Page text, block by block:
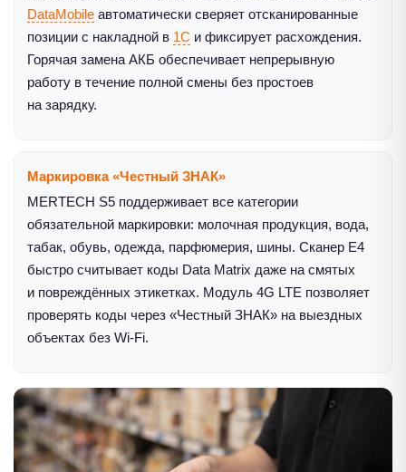
DataMobile автоматически сверяет отсканированные
позиции с накладной в 1С и фиксирует расхождения.
Горячая замена АКБ обеспечивает непрерывную
работу в течение полной смены без простоев
на зарядку.
Маркировка «Честный ЗНАК»
MERTECH S5 поддерживает все категории
обязательной маркировки: молочная продукция, вода,
табак, обувь, одежда, парфюмерия, шины. Сканер E4
быстро считывает коды Data Matrix даже на смятых
и повреждённых этикетках. Модуль 4G LTE позволяет
проверять коды через «Честный ЗНАК» на выездных
объектах без Wi-Fi.